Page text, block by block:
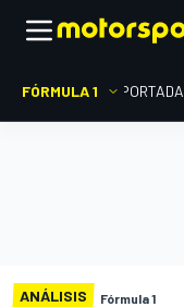
FÓRMULA 1 PORTADA
ANÁLISIS Fórmula 1